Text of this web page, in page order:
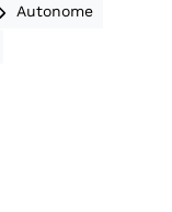
Autonome